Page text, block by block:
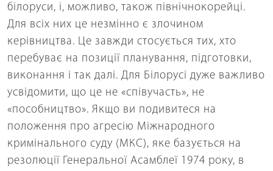
білоруси, і, можливо, також північнокорейці.
Для всіх них це незмінно є злочином
керівництва. Це завжди стосується тих, хто
перебуває на позиції планування, підготовки,
виконання і так далі. Для Білорусі дуже важливо
усвідомити, що це не «співучасть», не
«пособництво». Якщо ви подивитеся на
положення про агресію Міжнародного
кримінального суду (МКС), яке базується на
резолюції Генеральної Асамблеї 1974 року, в